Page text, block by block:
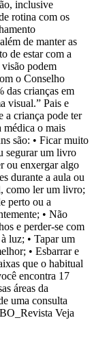
inclusive
rotina com os
de manter as
de estar com a
podem
o Conselho
das crianças em
visual.” Pais e
a criança pode ter
médica o mais
são: • Ficar muito
segurar um livro
ou enxergar algo
durante a aula ou
como ler um livro;
perto ou a
• Não
e perder-se com
luz; • Tapar um
• Esbarrar e
que o habitual
encontra 17
áreas da
uma consulta
Veja